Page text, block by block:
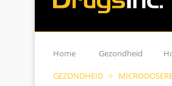
Home Gezondheid
GEZONDHEID